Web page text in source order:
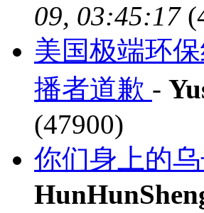
09, 03:45:17
美国极端环
播者道歉 -
(47900)
你们身上的